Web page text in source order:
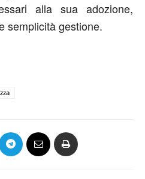
alla sua adozione,
semplicità gestione.